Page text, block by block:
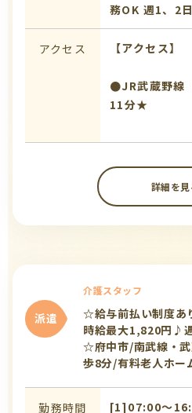
務OK 週1、2
アクセス 【アクセス】
●JR武蔵野線
11分★
詳細を見
派遣
介護スタッフ
☆給与前払い制度あ
時給最大1,820円♪
☆府中市/南武線・
歩8分/有料老人ホー
勤務時間 [1]07:00〜